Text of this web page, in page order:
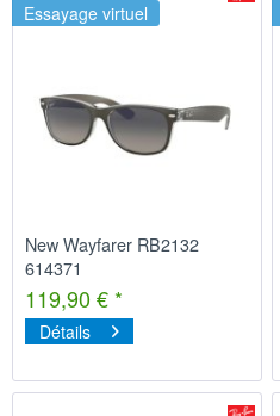
Essayage virtuel
New Wayfarer RB2132
614371
119,90 € *
Détails